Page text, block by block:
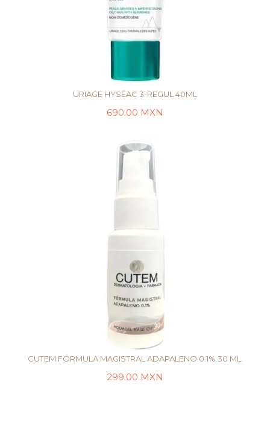
URIAGE HYSÉAC 3-REGUL 40ML
690.00 MXN
CUTEM FÓRMULA MAGISTRAL ADAPALENO 0.1% 30 ML.
299.00 MXN